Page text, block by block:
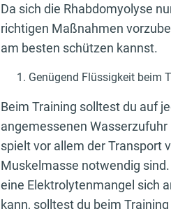
Da sich die Rhabdomyolyse
richtigen Maßnahmen
am besten schützen kannst.
Genügend Flüssigkeit beim
Beim Training solltest du auf
angemessenen Wasserzufuhr
spielt vor allem der Transport
Muskelmasse notwendig
eine Elektrolytenmangel sich
kann, solltest du beim